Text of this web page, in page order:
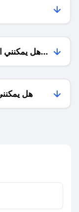
هل يمكنني
هل